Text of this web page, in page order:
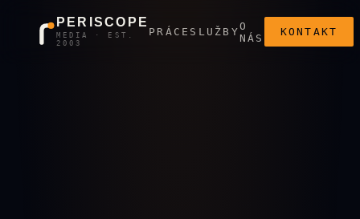
PERISCOPE
MEDIA · EST.
2003
PRÁCE SLUŽBYO
NÁS
KONTAKT